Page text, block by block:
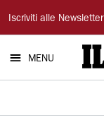
Il
Tirreno
Iscriviti alle Newsletter
MENU